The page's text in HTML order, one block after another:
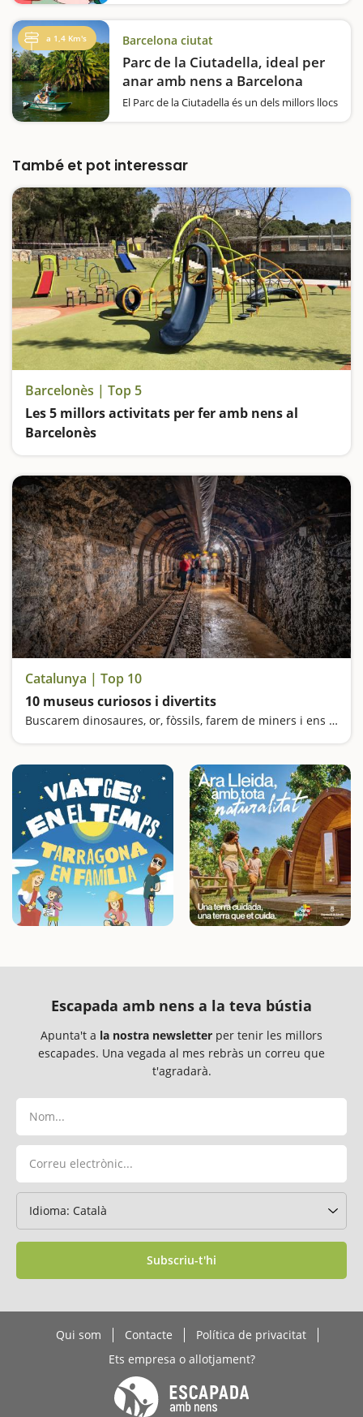
s'ofereixen dues sessions dedicades
exclusivament…
a 1,4 Km's Barcelona ciutat
Parc de la Ciutadella, ideal per
anar amb nens a Barcelona
El Parc de la Ciutadella és un dels millors llocs
perfecta d'espais verds, activitats infantils i…
També et pot interessar
Barcelonès | Top 5
Les 5 millors activitats per fer amb nens al
Barcelonès
Catalunya | Top 10
10 museus curiosos i divertits
Buscarem dinosaures, or, fòssils, farem de miners i ens sentirem gegants
Escapada amb nens a la teva bústia
Apunta't a la nostra newsletter per tenir les millors
escapades. Una vegada al mes rebràs un correu que
t'agradarà.
Subscriu-t'hi
Qui som Contacte
Política de privacitat
Ets empresa o allotjament?